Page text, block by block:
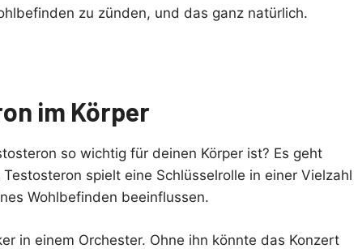
zu zünden, und das ganz natürlich.
im Körper
so wichtig für deinen Körper ist? Es geht
spielt eine Schlüsselrolle in einer Vielzahl
Wohlbefinden beeinflussen.
in einem Orchester. Ohne ihn könnte das Konzert